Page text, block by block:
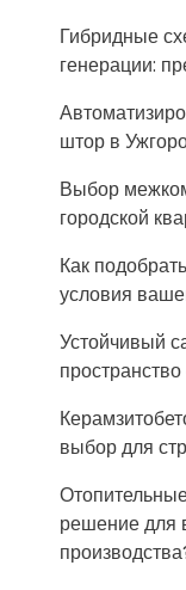
Гибридные
генерации:
штор в
Выбор
городской
Как
условия
Устойчивый
выбор для
решение для